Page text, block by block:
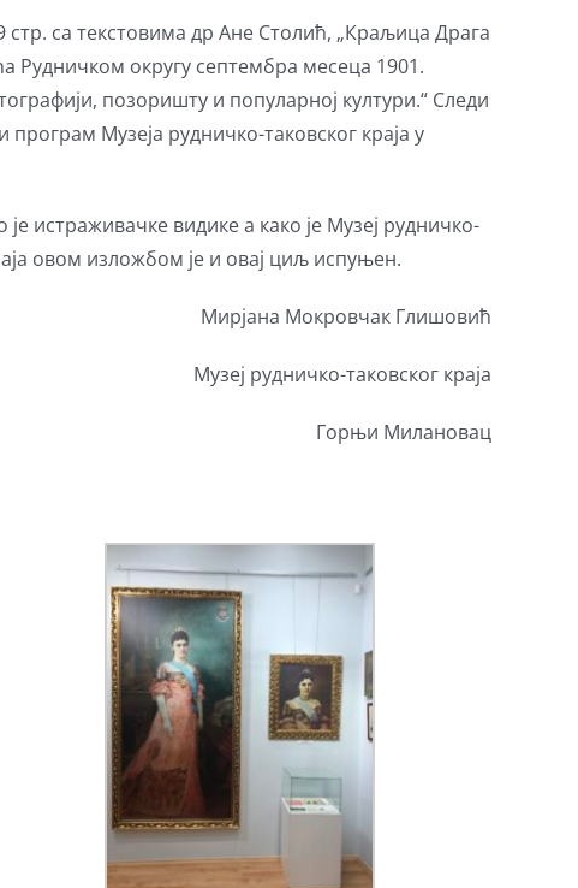
са текстовима др Ане Столић, „Краљица Драга
Рудничком округу септембра месеца 1901.
позоришту и популарној култури.“ Следи
Музеја рудничко-таковског краја у
истраживачке видике а како је Музеј рудничко-
овом изложбом је и овај циљ испуњен.
Мирјана Мокровчак Глишовић
Музеј рудничко-таковског краја
Горњи Милановац